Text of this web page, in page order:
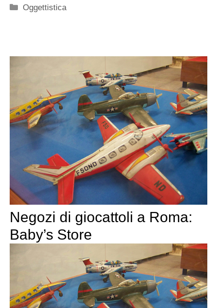
Categorie
Oggettistica
Negozi di giocattoli a Roma:
Baby’s Store